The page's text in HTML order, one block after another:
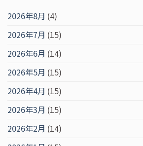
2026年8月 (4)
2026年7月 (15)
2026年6月 (14)
2026年5月 (15)
2026年4月 (15)
2026年3月 (15)
2026年2月 (14)